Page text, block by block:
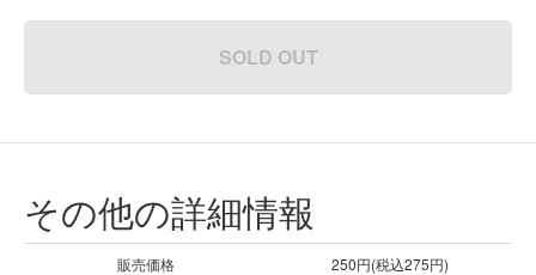
SOLD OUT
その他の詳細情報
販売価格
250円(税込275円)